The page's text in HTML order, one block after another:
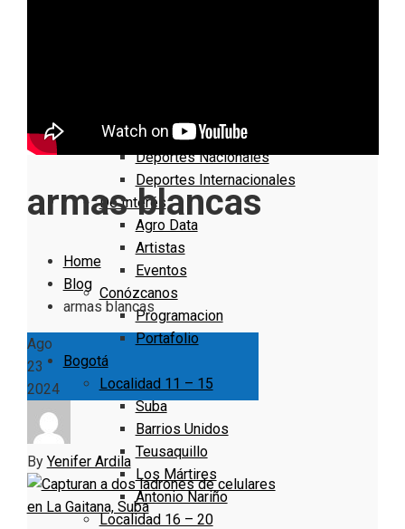
Deportes Locales
Deportes Nacionales
Deportes Internacionales
De Interés
Agro Data
Artistas
Eventos
Conózcanos
Programacion
Portafolio
Bogotá
Localidad 11 – 15
Suba
Barrios Unidos
Teusaquillo
Los Mártires
Antonio Nariño
Localidad 16 – 20
armas blancas
Home
Blog
armas blancas
Ago
23
2024
By Yenifer Ardila